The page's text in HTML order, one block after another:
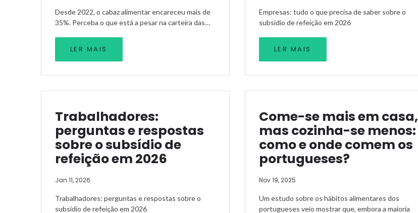
Desde 2022, o cabaz alimentar encareceu mais de
35%. Perceba o que está a pesar na carteira das…
LER MAIS
Empresas: tudo o que precisa de saber sobre o
subsídio de refeição em 2026
LER MAIS
Trabalhadores:
perguntas e respostas
sobre o subsídio de
refeição em 2026
Jan 11, 2026
Trabalhadores: perguntas e respostas sobre o
subsídio de refeição em 2026
Come-se mais em casa,
mas cozinha-se menos:
como e onde comem os
portugueses?
Nov 19, 2025
Um estudo sobre os hábitos alimentares dos
portugueses veio mostrar que, embora a maioria